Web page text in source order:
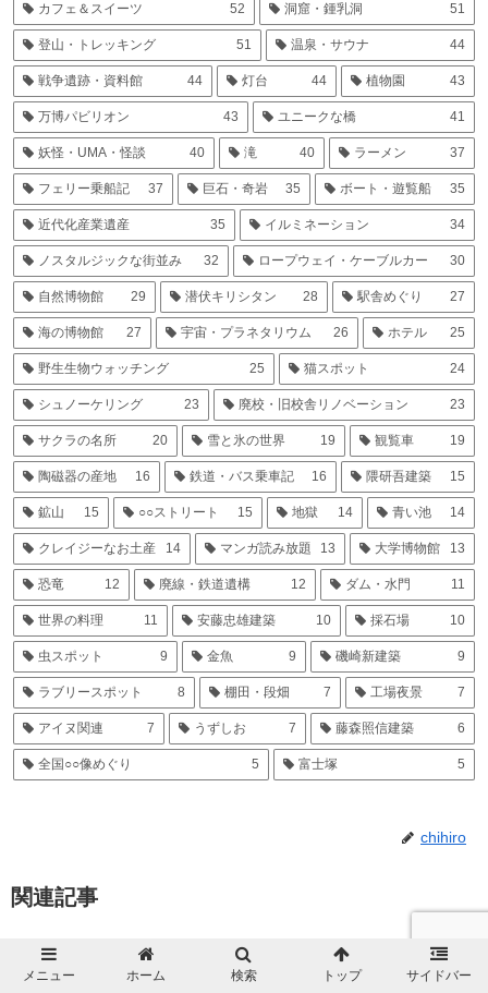
カフェ＆スイーツ 52 洞窟・鍾乳洞 51
登山・トレッキング 51 温泉・サウナ 44
戦争遺跡・資料館 44 灯台 44 植物園 43
万博パビリオン 43 ユニークな橋 41
妖怪・UMA・怪談 40 滝 40 ラーメン 37
フェリー乗船記 37 巨石・奇岩 35 ボート・遊覧船 35
近代化産業遺産 35 イルミネーション 34
ノスタルジックな街並み 32 ロープウェイ・ケーブルカー 30
自然博物館 29 潜伏キリシタン 28 駅舎めぐり 27
海の博物館 27 宇宙・プラネタリウム 26 ホテル 25
野生生物ウォッチング 25 猫スポット 24
シュノーケリング 23 廃校・旧校舎リノベーション 23
サクラの名所 20 雪と氷の世界 19 観覧車 19
陶磁器の産地 16 鉄道・バス乗車記 16 隈研吾建築 15
鉱山 15 ○○ストリート 15 地獄 14 青い池 14
クレイジーなお土産 14 マンガ読み放題 13 大学博物館 13
恐竜 12 廃線・鉄道遺構 12 ダム・水門 11
世界の料理 11 安藤忠雄建築 10 採石場 10
虫スポット 9 金魚 9 磯崎新建築 9
ラブリースポット 8 棚田・段畑 7 工場夜景 7
アイヌ関連 7 うずしお 7 藤森照信建築 6
全国○○像めぐり 5 富士塚 5
chihiro
関連記事
大阪府
旨味たっぷりの油かす『かすうど
ん KASUYA 藤井寺本店』（藤井
メニュー ホーム 検索 トップ サイドバー